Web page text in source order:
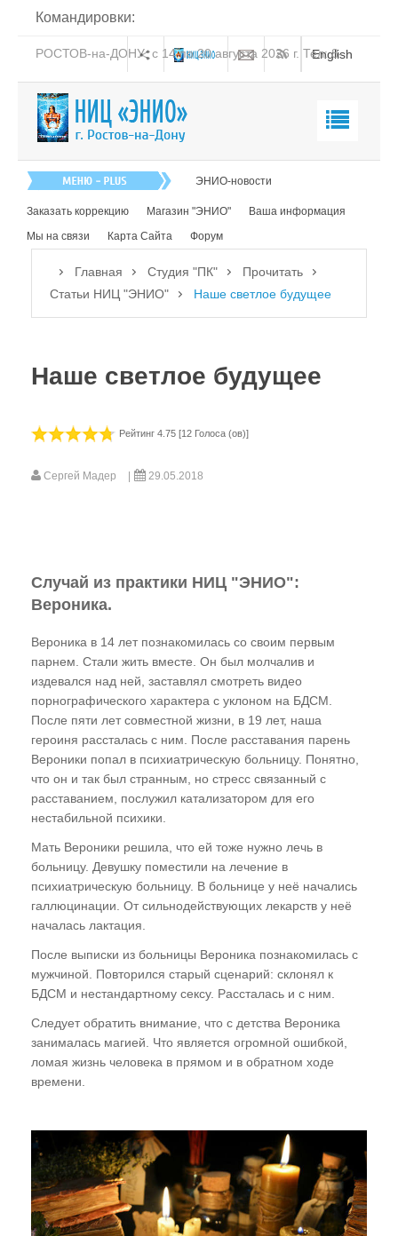
Командировки:
РОСТОВ-на-ДОНУ: с 14 по 20 августа 2026 г. Тел: 8-
English
Книга
Обучение
Видео-газета НИЦ «ЭНИО»
Семинары Рогожкина
Сеансы Общей Коррекции
Видео-Архив НИЦ "ЭНИО"
Прочитать
Статьи В.Ю. Рогожкина
Случаи из практики
Нам пишут!
Территория Древних
Читаем "Эниологию"...
Новости Планеты ( ссылки )
"Время перемен"
Скачать
Школа В. Рогожкина
Газета "ПК"
ЭНИО-новости
Заказать коррекцию Магазин "ЭНИО"
Ваша информация
Мы на связи
Карта Сайта Форум
Главная Студия "ПК"
Прочитать
Статьи НИЦ "ЭНИО"
Наше светлое будущее
Наше светлое будущее
Рейтинг 4.75 [12 Голоса (ов)]
Сергей Мадер 29.05.2018
Случай из практики НИЦ "ЭНИО":
Вероника.
Вероника в 14 лет познакомилась со своим первым
парнем. Стали жить вместе. Он был молчалив и
издевался над ней, заставлял смотреть видео
порнографического характера с уклоном на БДСМ.
После пяти лет совместной жизни, в 19 лет, наша
героиня рассталась с ним. После расставания парень
Вероники попал в психиатрическую больницу. Понятно,
что он и так был странным, но стресс связанный с
расставанием, послужил катализатором для его
нестабильной психики.
Мать Вероники решила, что ей тоже нужно лечь в
больницу. Девушку поместили на лечение в
психиатрическую больницу. В больнице у неё начались
галлюцинации. От сильнодействующих лекарств у неё
началась лактация.
После выписки из больницы Вероника познакомилась с
мужчиной. Повторился старый сценарий: склонял к
БДСМ и нестандартному сексу. Рассталась и с ним.
Следует обратить внимание, что с детства Вероника
занималась магией. Что является огромной ошибкой,
ломая жизнь человека в прямом и в обратном ходе
времени.